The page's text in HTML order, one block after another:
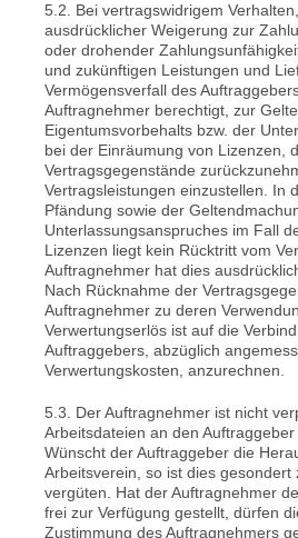
5.2. Bei vertragswidrigem
ausdrücklicher Weigerung zur
oder drohender
und zukünftigen Leistungen und
Vermögensverfall des
Auftragnehmer berechtigt, zur
Eigentumsvorbehalts bzw. der
bei der Einräumung von Lizenzen,
Vertragsgegenstände
Vertragsleistungen einzustellen. In
Pfändung sowie der
Unterlassungsanspruches im Fall
Lizenzen liegt kein Rücktritt vom
Auftragnehmer hat dies
Nach Rücknahme der
Auftragnehmer zu deren
Verwertungserlös ist auf die
Auftraggebers, abzüglich
Verwertungskosten, anzurechnen.
5.3. Der Auftragnehmer ist nicht
Arbeitsdateien an den Auftraggeber
Wünscht der Auftraggeber die
Arbeitsverein, so ist dies gesondert
vergüten. Hat der Auftragnehmer
frei zur Verfügung gestellt, dürfen
Zustimmung des Auftragnehmers